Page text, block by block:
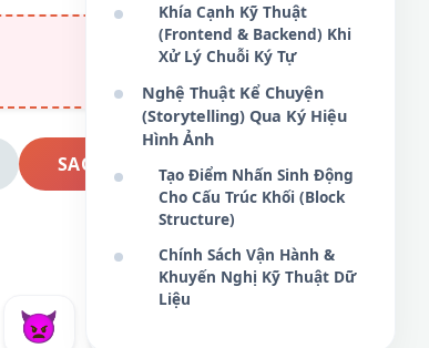
SAO CHÉP NGAY
👿
Khía Cạnh Kỹ Thuật
(Frontend & Backend) Khi
Xử Lý Chuỗi Ký Tự
Nghệ Thuật Kể Chuyện
(Storytelling) Qua Ký Hiệu
Hình Ảnh
Tạo Điểm Nhấn Sinh Động
Cho Cấu Trúc Khối (Block
Structure)
Chính Sách Vận Hành &
Khuyến Nghị Kỹ Thuật Dữ
Liệu